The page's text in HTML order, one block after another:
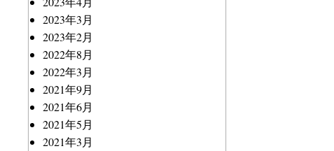
2023年3月
2023年2月
2022年8月
2022年3月
2021年9月
2021年6月
2021年5月
2021年3月